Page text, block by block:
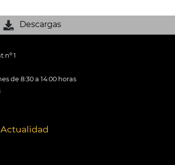
Descargas
nº 1
de 8:30 a 14:00 horas
Actualidad